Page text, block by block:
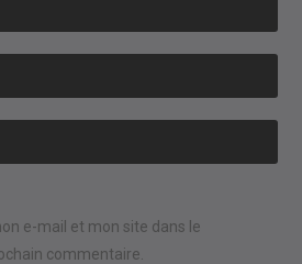
e-mail et mon site dans le
commentaire.